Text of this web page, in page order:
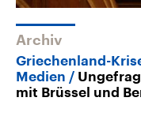
Archiv
Griechenland-
Medien
mit Brüssel und